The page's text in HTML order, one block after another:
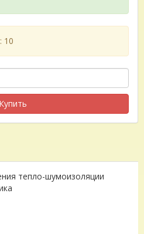
10
Купить
тепло-шумоизоляции